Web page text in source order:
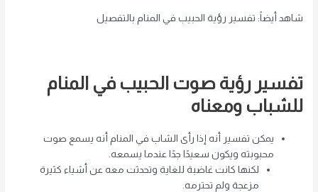
شاهد أيضاً: تفسير رؤية الحبيب في المنام بالتفصيل
تفسير رؤية صوت الحبيب في المنام
للشباب ومعناه
يمكن تفسير أنه إذا رأى الشاب في المنام أنه يسمع صوت
محبوبته ويكون سعيدًا جدًا عندما يسمعه.
لكنها كانت غاضبة للغاية وتحدثت معه عن أشياء كثيرة
مزعجة ولم تحترمه.